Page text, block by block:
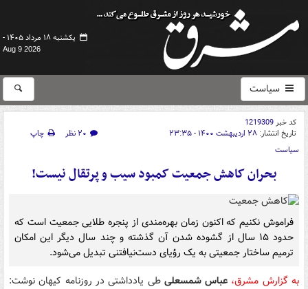
یکشنبه ۱۸ مرداد ۱۴۰۵ -
Aug 9 2026
سیاست
کد خبر1219309
تاریخ انتشار: ۲۸ اردیبهشت ۱۴۰۰ - ۲۳:۳۵ ۲۰ نظر
چاپ
سیاست
بحران کاهش جمعیت کمبود سیب و پرتقال نیست!
فراموش نکنیم که اکنون زمان بهره‌مندی از پنجره طلایی جمعیت است که
حدود ۱۵ سال از گشوده شدن آن گذشته و چند سال دیگر این امکان
ترمیم ساختار جمعیتی به یک رؤیای دست‌نیافتنی تبدیل می‌شود.
به گزارش مشرق، عباس شمسعلیطی یادداشتی در روزنامه کیهان نوشت: